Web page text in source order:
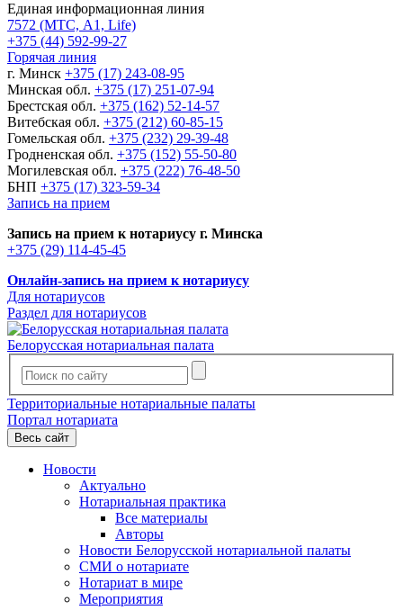
Единая информационная линия
7572 (МТС, A1, Life)
+375 (44) 592-99-27
Горячая линия
г. Минск +375 (17) 243-08-95
Минская обл. +375 (17) 251-07-94
Брестская обл. +375 (162) 52-14-57
Витебская обл. +375 (212) 60-85-15
Гомельская обл. +375 (232) 29-39-48
Гродненская обл. +375 (152) 55-50-80
Могилевская обл. +375 (222) 76-48-50
БНП +375 (17) 323-59-34
Запись на прием
Запись на прием к нотариусу г. Минска
+375 (29) 114-45-45
Онлайн-запись на прием к нотариусу
Для нотариусов
Раздел для нотариусов
Белорусская нотариальная палата
Территориальные нотариальные палаты
Портал нотариата
Весь сайт
Новости
Актуально
Нотариальная практика
Все материалы
Авторы
Новости Белорусской нотариальной палаты
СМИ о нотариате
Нотариат в мире
Мероприятия